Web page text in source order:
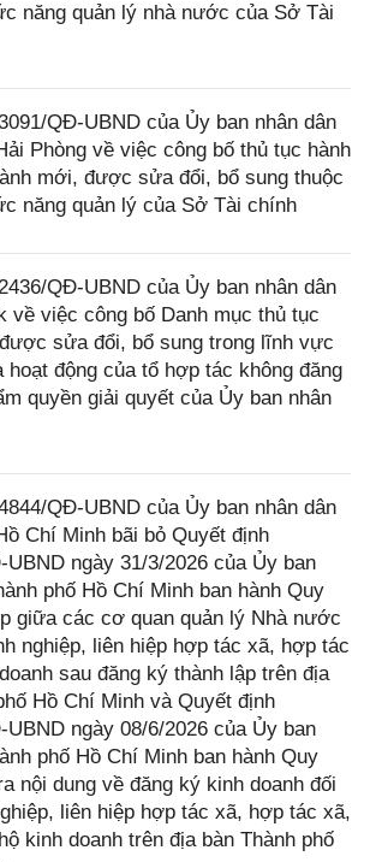
năng quản lý nhà nước của Sở Tài
QĐ-UBND của Ủy ban nhân dân
Phòng về việc công bố thủ tục hành
mới, được sửa đổi, bổ sung thuộc
năng quản lý của Sở Tài chính
QĐ-UBND của Ủy ban nhân dân
về việc công bố Danh mục thủ tục
sửa đổi, bổ sung trong lĩnh vực
hoạt động của tổ hợp tác không đăng
quyền giải quyết của Ủy ban nhân
QĐ-UBND của Ủy ban nhân dân
Chí Minh bãi bỏ Quyết định
UBND ngày 31/3/2026 của Ủy ban
phố Hồ Chí Minh ban hành Quy
giữa các cơ quan quản lý Nhà nước
nghiệp, liên hiệp hợp tác xã, hợp tác
sau đăng ký thành lập trên địa
Hồ Chí Minh và Quyết định
UBND ngày 08/6/2026 của Ủy ban
phố Hồ Chí Minh ban hành Quy
nội dung về đăng ký kinh doanh đối
liên hiệp hợp tác xã, hợp tác xã,
kinh doanh trên địa bàn Thành phố